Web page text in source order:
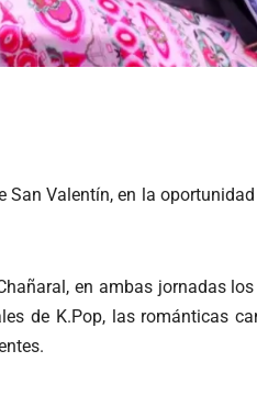
Valentín, en la
en ambas jornadas
de K.Pop, las románticas